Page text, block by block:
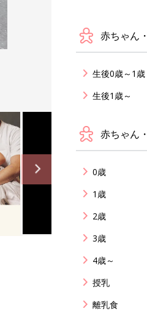
赤ちゃん
生後0歳～1歳
生後1歳～
赤ちゃん
0歳
1歳
2歳
3歳
4歳～
授乳
離乳食